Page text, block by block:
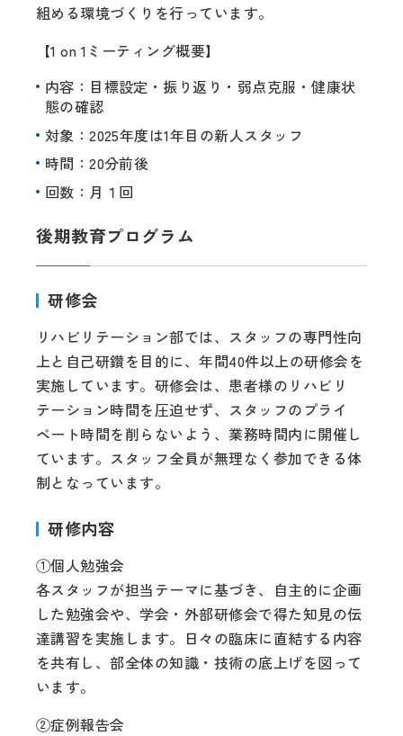
組める環境づくりを行っています。
【1 on 1ミーティング概要】
内容：目標設定・振り返り・弱点克服・健康状
態の確認
対象：2025年度は1年目の新人スタッフ
時間：20分前後
回数：月１回
後期教育プログラム
研修会
リハビリテーション部では、スタッフの専門性向
上と自己研鑽を目的に、年間40件以上の研修会を
実施しています。研修会は、患者様のリハビリ
テーション時間を圧迫せず、スタッフのプライ
ベート時間を削らないよう、業務時間内に開催し
ています。スタッフ全員が無理なく参加できる体
制となっています。
研修内容
①個人勉強会
各スタッフが担当テーマに基づき、自主的に企画
した勉強会や、学会・外部研修会で得た知見の伝
達講習を実施します。日々の臨床に直結する内容
を共有し、部全体の知識・技術の底上げを図って
います。
②症例報告会